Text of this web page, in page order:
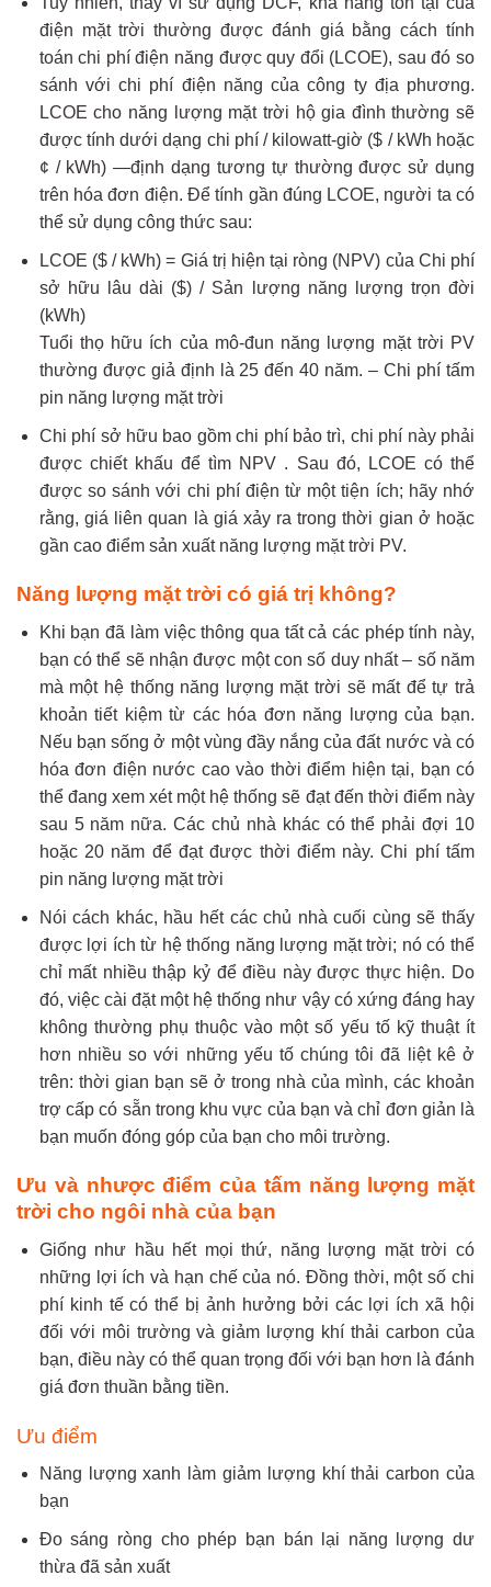
điện mặt trời thường được đánh giá bằng cách tính
toán chi phí điện năng được quy đổi (LCOE), sau đó so
sánh với chi phí điện năng của công ty địa phương.
LCOE cho năng lượng mặt trời hộ gia đình thường sẽ
được tính dưới dạng chi phí / kilowatt-giờ ($ / kWh hoặc
¢ / kWh) —định dạng tương tự thường được sử dụng
trên hóa đơn điện. Để tính gần đúng LCOE, người ta có
thể sử dụng công thức sau:
LCOE ($ / kWh) = Giá trị hiện tại ròng (NPV) của Chi phí
sở hữu lâu dài ($) / Sản lượng năng lượng trọn đời
(kWh)
Tuổi thọ hữu ích của mô-đun năng lượng mặt trời PV
thường được giả định là 25 đến 40 năm. – Chi phí tấm
pin năng lượng mặt trời
Chi phí sở hữu bao gồm chi phí bảo trì, chi phí này phải
được chiết khấu để tìm NPV . Sau đó, LCOE có thể
được so sánh với chi phí điện từ một tiện ích; hãy nhớ
rằng, giá liên quan là giá xảy ra trong thời gian ở hoặc
gần cao điểm sản xuất năng lượng mặt trời PV.
Năng lượng mặt trời có giá trị không?
Khi bạn đã làm việc thông qua tất cả các phép tính này,
bạn có thể sẽ nhận được một con số duy nhất – số năm
mà một hệ thống năng lượng mặt trời sẽ mất để tự trả
khoản tiết kiệm từ các hóa đơn năng lượng của bạn.
Nếu bạn sống ở một vùng đầy nắng của đất nước và có
hóa đơn điện nước cao vào thời điểm hiện tại, bạn có
thể đang xem xét một hệ thống sẽ đạt đến thời điểm này
sau 5 năm nữa. Các chủ nhà khác có thể phải đợi 10
hoặc 20 năm để đạt được thời điểm này. Chi phí tấm
pin năng lượng mặt trời
Nói cách khác, hầu hết các chủ nhà cuối cùng sẽ thấy
được lợi ích từ hệ thống năng lượng mặt trời; nó có thể
chỉ mất nhiều thập kỷ để điều này được thực hiện. Do
đó, việc cài đặt một hệ thống như vậy có xứng đáng hay
không thường phụ thuộc vào một số yếu tố kỹ thuật ít
hơn nhiều so với những yếu tố chúng tôi đã liệt kê ở
trên: thời gian bạn sẽ ở trong nhà của mình, các khoản
trợ cấp có sẵn trong khu vực của bạn và chỉ đơn giản là
bạn muốn đóng góp của bạn cho môi trường.
Ưu và nhược điểm của tấm năng lượng mặt
trời cho ngôi nhà của bạn
Giống như hầu hết mọi thứ, năng lượng mặt trời có
những lợi ích và hạn chế của nó. Đồng thời, một số chi
phí kinh tế có thể bị ảnh hưởng bởi các lợi ích xã hội
đối với môi trường và giảm lượng khí thải carbon của
bạn, điều này có thể quan trọng đối với bạn hơn là đánh
giá đơn thuần bằng tiền.
Ưu điểm
Năng lượng xanh làm giảm lượng khí thải carbon của
bạn
Đo sáng ròng cho phép bạn bán lại năng lượng dư
thừa đã sản xuất